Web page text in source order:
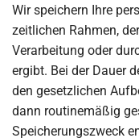
Wir speichern Ihre
zeitlichen Rahmen,
Verarbeitung oder
ergibt. Bei der Dauer
den gesetzlichen
dann routinemäßig
Speicherungszweck